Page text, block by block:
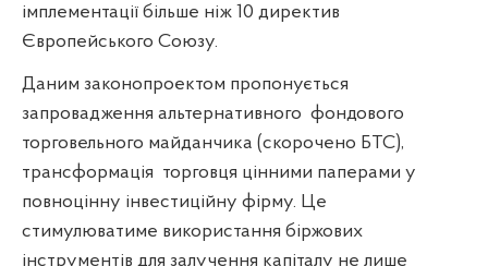
імплементації більше ніж 10 директив
Європейського Союзу.
Даним законопроектом пропонується
запровадження альтернативного фондового
торговельного майданчика (скорочено БТС),
трансформація торговця цінними паперами у
повноцінну інвестиційну фірму. Це
стимулюватиме використання біржових
інструментів для залучення капіталу не лише